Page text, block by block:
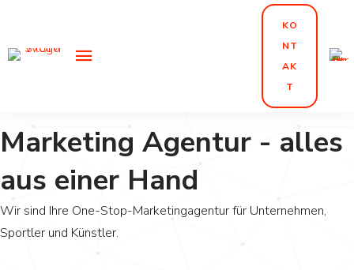
KO
NT
AK
T
Marketing
in einer Hand
Marketing Agentur - alles
aus einer Hand
Wir sind Ihre One-Stop-Marketingagentur für Unternehmen,
Sportler und Künstler.